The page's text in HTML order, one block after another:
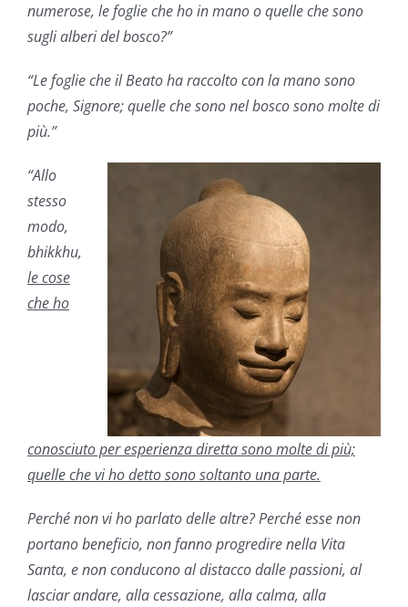
numerose, le foglie che ho in mano o quelle che sono
sugli alberi del bosco?”
“Le foglie che il Beato ha raccolto con la mano sono
poche, Signore; quelle che sono nel bosco sono molte di
più.”
“Allo
stesso
modo,
bhikkhu,
le cose
che ho
conosciuto per esperienza diretta sono molte di più;
quelle che vi ho detto sono soltanto una parte.
Perché non vi ho parlato delle altre? Perché esse non
portano beneficio, non fanno progredire nella Vita
Santa, e non conducono al distacco dalle passioni, al
lasciar andare, alla cessazione, alla calma, alla